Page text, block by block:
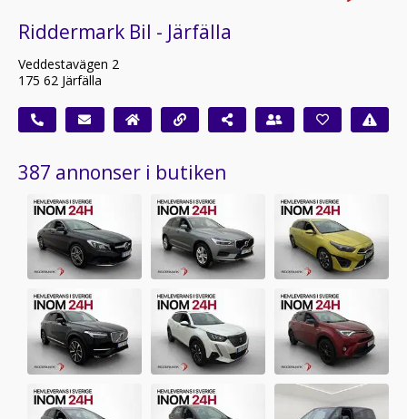
Riddermark Bil - Järfälla
Veddestavägen 2
175 62 Järfälla
387 annonser i butiken